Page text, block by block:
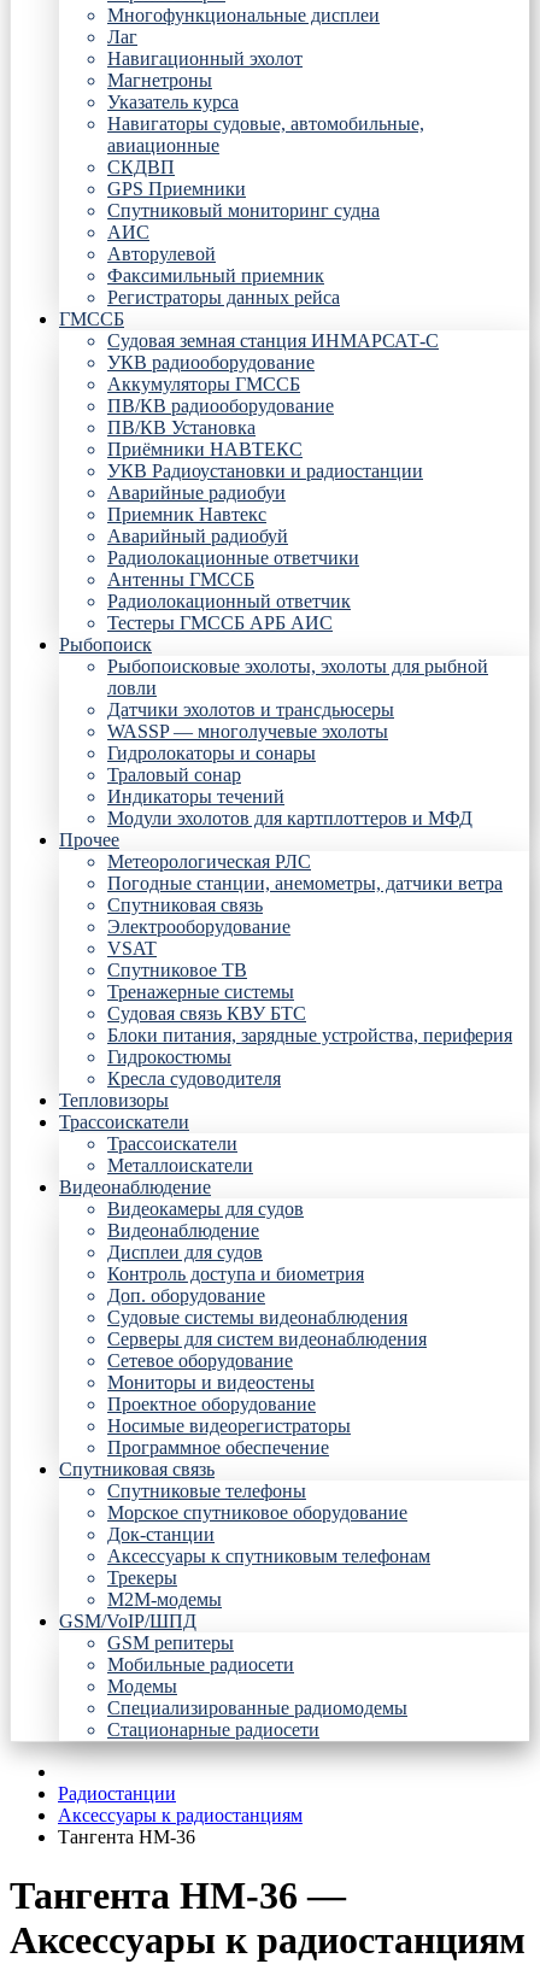
Многофункциональные дисплеи
Лаг
Навигационный эхолот
Магнетроны
Указатель курса
Навигаторы судовые, автомобильные,
авиационные
СКДВП
GPS Приемники
Спутниковый мониторинг судна
АИС
Авторулевой
Факсимильный приемник
Регистраторы данных рейса
ГМССБ
Судовая земная станция ИНМАРСАТ-С
УКВ радиооборудование
Аккумуляторы ГМССБ
ПВ/КВ радиооборудование
ПВ/КВ Установка
Приёмники НАВТЕКС
УКВ Радиоустановки и радиостанции
Аварийные радиобуи
Приемник Навтекс
Аварийный радиобуй
Радиолокационные ответчики
Антенны ГМССБ
Радиолокационный ответчик
Тестеры ГМССБ АРБ АИС
Рыбопоиск
Рыбопоисковые эхолоты, эхолоты для рыбной
ловли
Датчики эхолотов и трансдьюсеры
WASSP — многолучевые эхолоты
Гидролокаторы и сонары
Траловый сонар
Индикаторы течений
Модули эхолотов для картплоттеров и МФД
Прочее
Метеорологическая РЛС
Погодные станции, анемометры, датчики ветра
Спутниковая связь
Электрооборудование
VSAT
Спутниковое ТВ
Тренажерные системы
Судовая связь КВУ БТС
Блоки питания, зарядные устройства, периферия
Гидрокостюмы
Кресла судоводителя
Тепловизоры
Трассоискатели
Трассоискатели
Металлоискатели
Видеонаблюдение
Видеокамеры для судов
Видеонаблюдение
Дисплеи для судов
Контроль доступа и биометрия
Доп. оборудование
Судовые системы видеонаблюдения
Серверы для систем видеонаблюдения
Сетевое оборудование
Мониторы и видеостены
Проектное оборудование
Носимые видеорегистраторы
Программное обеспечение
Спутниковая связь
Спутниковые телефоны
Морское спутниковое оборудование
Док-станции
Аксессуары к спутниковым телефонам
Трекеры
М2М-модемы
GSM/VoIP/ШПД
GSM репитеры
Мобильные радиосети
Модемы
Специализированные радиомодемы
Стационарные радиосети
Радиостанции
Аксессуары к радиостанциям
Тангента HM-36
Тангента HM-36 —
Аксессуары к радиостанциям